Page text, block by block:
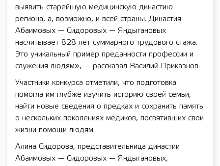
выявить старейшую медицинскую династию
региона, а, возможно, и всей страны. Династия
Абаимовых — Сидоровых — Яндыгановых
насчитывает 828 лет суммарного трудового стажа.
Это уникальный пример преданности профессии и
служения людям», — рассказал Василий Приказнов.
Участники конкурса отметили, что подготовка
помогла им глубже изучить историю своей семьи,
найти новые сведения о предках и сохранить память
о нескольких поколениях медиков, посвятивших свои
жизни помощи людям.
Алина Сидорова, представительница династии
Абаимовых — Сидоровых — Яндыгановых,